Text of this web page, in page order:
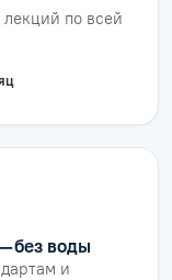
по всей
без воды
и